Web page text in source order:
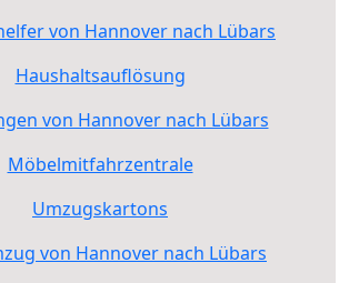
von Hannover nach Lübars
Haushaltsauflösung
von Hannover nach Lübars
Möbelmitfahrzentrale
Umzugskartons
von Hannover nach Lübars